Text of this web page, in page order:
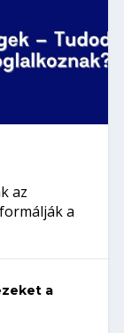
az
a
a